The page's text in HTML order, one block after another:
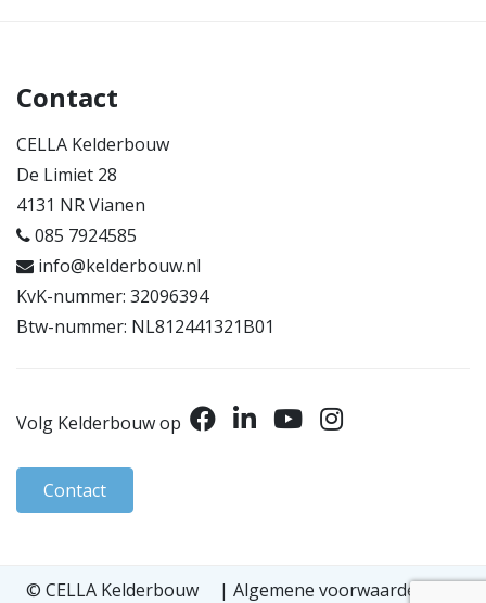
Contact
CELLA Kelderbouw
De Limiet 28
4131 NR Vianen
085 7924585
info@kelderbouw.nl
KvK-nummer: 32096394
Btw-nummer: NL812441321B01
Volg Kelderbouw op
Contact
© CELLA Kelderbouw |Algemene voorwaarden